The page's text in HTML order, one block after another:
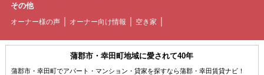
その他
オーナー様の声 オーナー向け情報 空き家
蒲郡市・幸田町地域に愛されて40年
蒲郡市・幸田町でアパート・マンション・貸家を探すなら蒲郡・幸田賃貸ナビ！